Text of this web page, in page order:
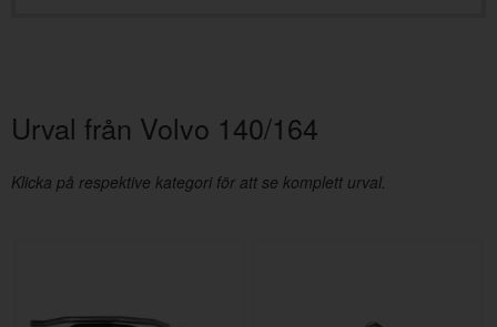
Urval från Volvo 140/164
Klicka på respektive kategori för att se komplett urval.